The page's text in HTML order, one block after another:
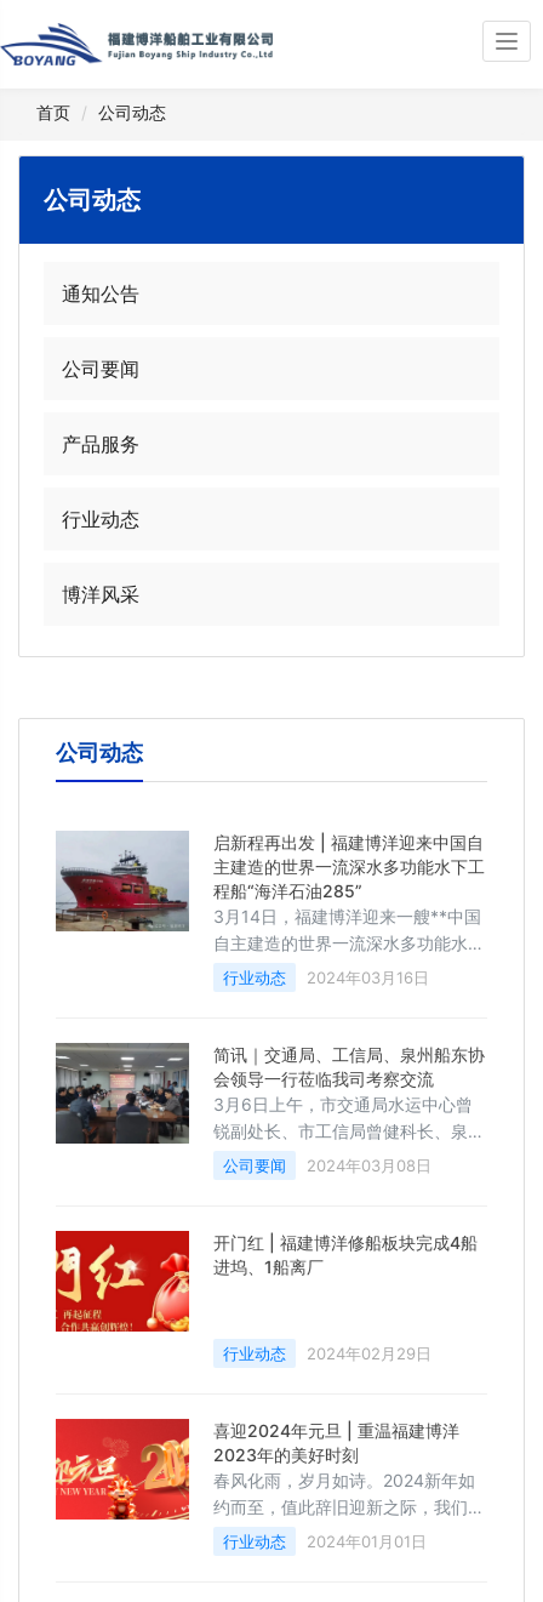
首页 公司动态
公司动态
通知公告
公司要闻
产品服务
行业动态
博洋风采
公司动态
启新程再出发 | 福建博洋迎来中国自
主建造的世界一流深水多功能水下工
程船“海洋石油285”
3月14日，福建博洋迎来一艘**中国
自主建造的世界一流深水多功能水下
工程船**“海洋石油285”，顺利在船
厂1#坞入坞。
行业动态 2024年03月16日
简讯｜交通局、工信局、泉州船东协
会领导一行莅临我司考察交流
3月6日上午，市交通局水运中心曾
锐副处长、市工信局曾健科长、泉州
泉东协会陈其龙会长一行莅临我司考
察交流。福建博洋船舶工业有限公司
行了亲切接待，并先带领来访嘉宾实
地观摩了泉州船厂1#、2#船坞及设
公司要闻 2024年03月08日
开门红 | 福建博洋修船板块完成4船
进坞、1船离厂
行业动态 2024年02月29日
喜迎2024年元旦 | 重温福建博洋
2023年的美好时刻
春风化雨，岁月如诗。2024新年如
约而至，值此辞旧迎新之际，我们谨
代表福建博洋船舶公司向一年来辛勤
奋斗的全体员工、员工家属，向关心
行业动态 2024年01月01日